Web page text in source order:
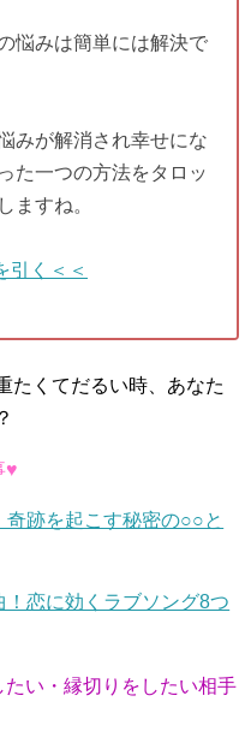
悩みは簡単には解決で
みが解消され幸せにな
た一つの方法をタロッ
ますね。
引く＜＜
たくてだるい時、あなた
♥
跡を起こす秘密の○○と
恋に効くラブソング8つ
い・縁切りをしたい相手